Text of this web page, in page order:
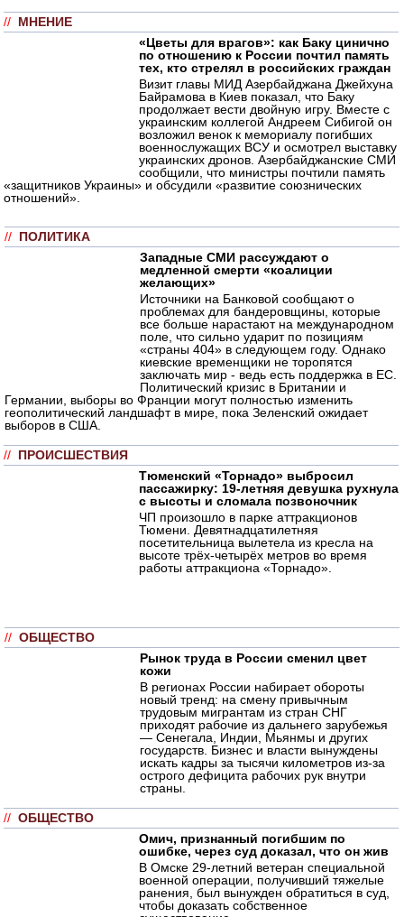
// МНЕНИЕ
«Цветы для врагов»: как Баку цинично
по отношению к России почтил память
тех, кто стрелял в российских граждан
Визит главы МИД Азербайджана Джейхуна
Байрамова в Киев показал, что Баку
продолжает вести двойную игру. Вместе с
украинским коллегой Андреем Сибигой он
возложил венок к мемориалу погибших
военнослужащих ВСУ и осмотрел выставку
украинских дронов. Азербайджанские СМИ
сообщили, что министры почтили память
«защитников Украины» и обсудили «развитие союзнических
отношений».
// ПОЛИТИКА
Западные СМИ рассуждают о
медленной смерти «коалиции
желающих»
Источники на Банковой сообщают о
проблемах для бандеровщины, которые
все больше нарастают на международном
поле, что сильно ударит по позициям
«страны 404» в следующем году. Однако
киевские временщики не торопятся
заключать мир - ведь есть поддержка в ЕС.
Политический кризис в Британии и
Германии, выборы во Франции могут полностью изменить
геополитический ландшафт в мире, пока Зеленский ожидает
выборов в США.
// ПРОИСШЕСТВИЯ
Тюменский «Торнадо» выбросил
пассажирку: 19-летняя девушка рухнула
с высоты и сломала позвоночник
ЧП произошло в парке аттракционов
Тюмени. Девятнадцатилетняя
посетительница вылетела из кресла на
высоте трёх-четырёх метров во время
работы аттракциона «Торнадо».
// ОБЩЕСТВО
Рынок труда в России сменил цвет
кожи
В регионах России набирает обороты
новый тренд: на смену привычным
трудовым мигрантам из стран СНГ
приходят рабочие из дальнего зарубежья
— Сенегала, Индии, Мьянмы и других
государств. Бизнес и власти вынуждены
искать кадры за тысячи километров из-за
острого дефицита рабочих рук внутри
страны.
// ОБЩЕСТВО
Омич, признанный погибшим по
ошибке, через суд доказал, что он жив
В Омске 29-летний ветеран специальной
военной операции, получивший тяжелые
ранения, был вынужден обратиться в суд,
чтобы доказать собственное